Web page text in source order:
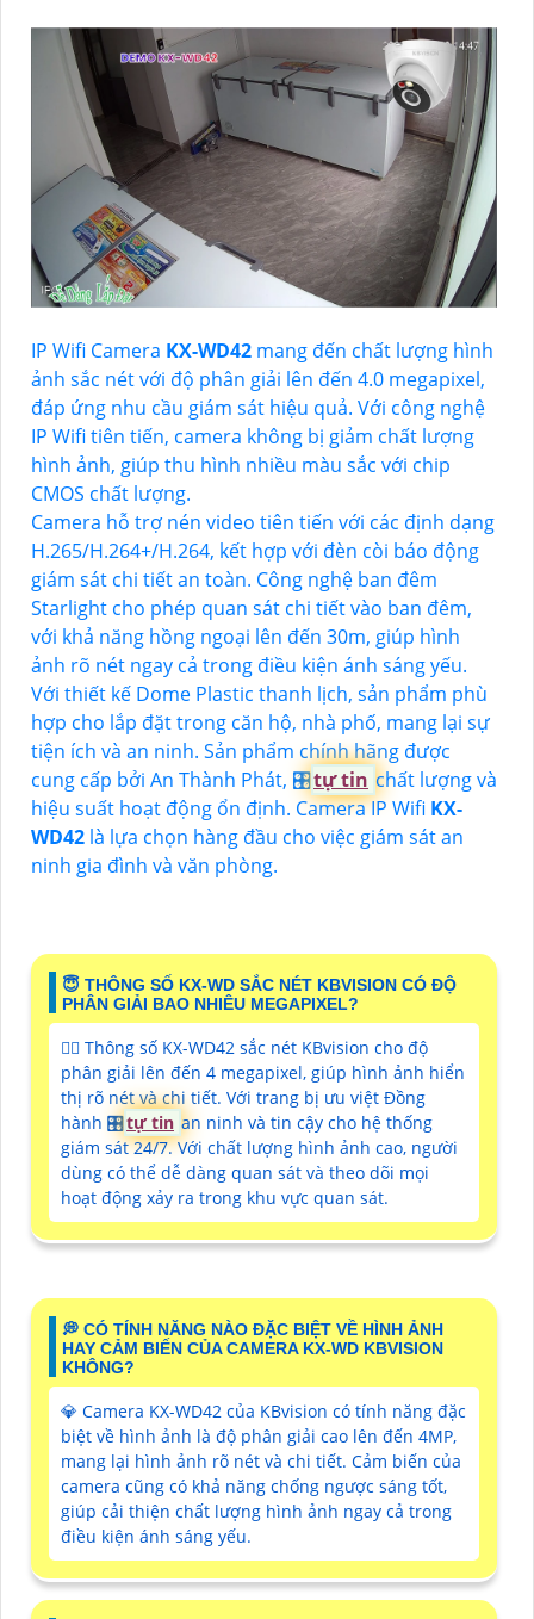
IP Wifi Camera KX-WD42 mang đến chất lượng hình
ảnh sắc nét với độ phân giải lên đến 4.0 megapixel,
đáp ứng nhu cầu giám sát hiệu quả. Với công nghệ
IP Wifi tiên tiến, camera không bị giảm chất lượng
hình ảnh, giúp thu hình nhiều màu sắc với chip
CMOS chất lượng.
Camera hỗ trợ nén video tiên tiến với các định dạng
H.265/H.264+/H.264, kết hợp với đèn còi báo động
giám sát chi tiết an toàn. Công nghệ ban đêm
Starlight cho phép quan sát chi tiết vào ban đêm,
với khả năng hồng ngoại lên đến 30m, giúp hình
ảnh rõ nét ngay cả trong điều kiện ánh sáng yếu.
Với thiết kế Dome Plastic thanh lịch, sản phẩm phù
hợp cho lắp đặt trong căn hộ, nhà phố, mang lại sự
tiện ích và an ninh. Sản phẩm chính hãng được
cung cấp bởi An Thành Phát, 🎛tự tin chất lượng và
hiệu suất hoạt động ổn định. Camera IP Wifi KX-
WD42 là lựa chọn hàng đầu cho việc giám sát an
ninh gia đình và văn phòng.
😇 THÔNG SỐ KX-WD SẮC NÉT KBVISION CÓ ĐỘ
PHÂN GIẢI BAO NHIÊU MEGAPIXEL?
🙆‍♀️ Thông số KX-WD42 sắc nét KBvision cho độ
phân giải lên đến 4 megapixel, giúp hình ảnh hiển
thị rõ nét và chi tiết. Với trang bị ưu việt Đồng
hành 🎛tự tin an ninh và tin cậy cho hệ thống
giám sát 24/7. Với chất lượng hình ảnh cao, người
dùng có thể dễ dàng quan sát và theo dõi mọi
hoạt động xảy ra trong khu vực quan sát.
️💭 CÓ TÍNH NĂNG NÀO ĐẶC BIỆT VỀ HÌNH ẢNH
HAY CẢM BIẾN CỦA CAMERA KX-WD KBVISION
KHÔNG?
💎 Camera KX-WD42 của KBvision có tính năng đặc
biệt về hình ảnh là độ phân giải cao lên đến 4MP,
mang lại hình ảnh rõ nét và chi tiết. Cảm biến của
camera cũng có khả năng chống ngược sáng tốt,
giúp cải thiện chất lượng hình ảnh ngay cả trong
điều kiện ánh sáng yếu.